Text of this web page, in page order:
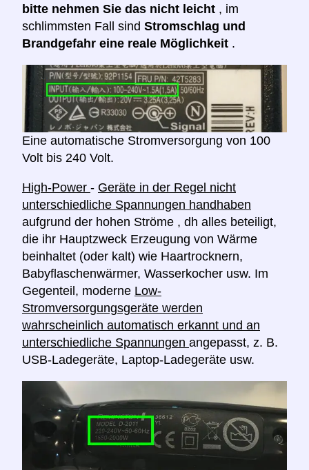
bitte nehmen Sie das nicht leicht , im
schlimmsten Fall sind Stromschlag und
Brandgefahr eine reale Möglichkeit .
Eine automatische Stromversorgung von 100
Volt bis 240 Volt.
High-Power - Geräte in der Regel nicht
unterschiedliche Spannungen handhaben
aufgrund der hohen Ströme , dh alles beteiligt,
die ihr Hauptzweck Erzeugung von Wärme
beinhaltet (oder kalt) wie Haartrocknern,
Babyflaschenwärmer, Wasserkocher usw. Im
Gegenteil, moderne Low-
Stromversorgungsgeräte werden
wahrscheinlich automatisch erkannt und an
unterschiedliche Spannungen angepasst, z. B.
USB-Ladegeräte, Laptop-Ladegeräte usw.